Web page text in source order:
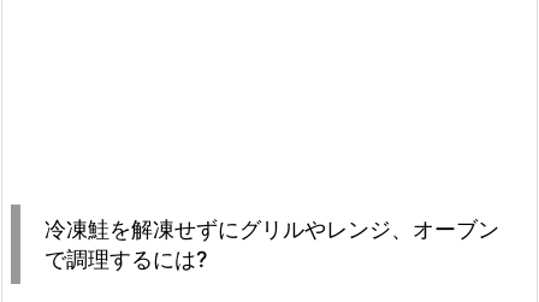
冷凍鮭を解凍せずにグリルやレンジ、オーブン
で調理するには?